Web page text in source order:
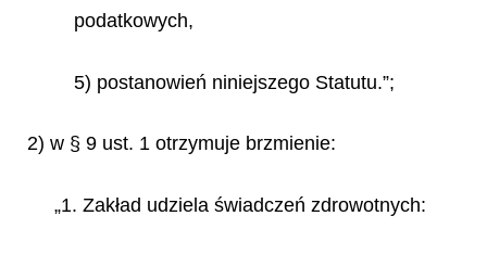
podatkowych,
5) postanowień niniejszego Statutu.”;
2) w § 9 ust. 1 otrzymuje brzmienie:
„1. Zakład udziela świadczeń zdrowotnych: